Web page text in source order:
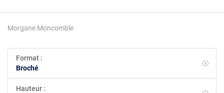
Morgane Moncomble
Format :
Broché
Hauteur :